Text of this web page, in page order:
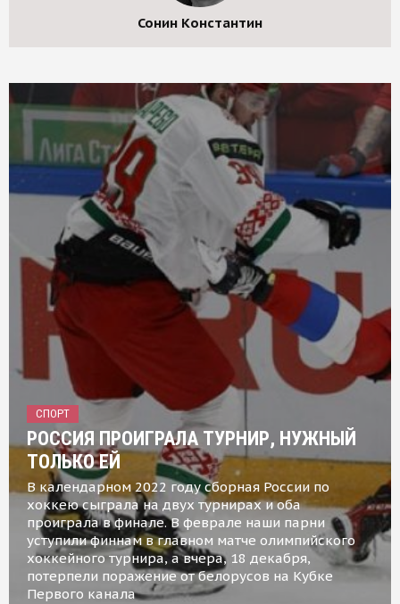
Сонин Константин
СПОРТ
РОССИЯ ПРОИГРАЛА ТУРНИР, НУЖНЫЙ
ТОЛЬКО ЕЙ
В календарном 2022 году сборная России по
хоккею сыграла на двух турнирах и оба
проиграла в финале. В феврале наши парни
уступили финнам в главном матче олимпийского
хоккейного турнира, а вчера, 18 декабря,
потерпели поражение от белорусов на Кубке
Первого канала